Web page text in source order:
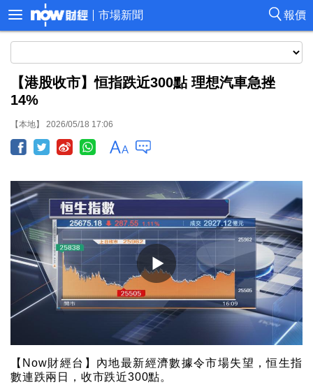
報價
市場新聞
【港股收市】恒指跌近300點 理想汽車急挫
14%
【本地】 2026/05/18 17:06
【Now財經台】內地最新經濟數據令市場失望，恒生指
數連跌兩日，收市跌近300點。